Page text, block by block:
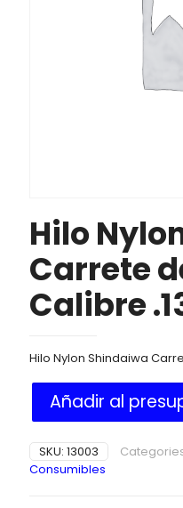
Hilo
Carrete
Calibre
Hilo Nylon Shindaiwa
Añadir al
SKU: 13003
Consumibles